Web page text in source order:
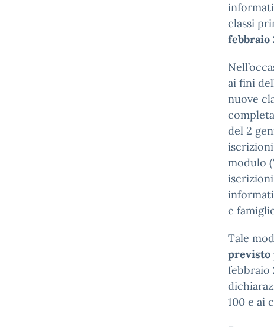
classi
febbraio
ai fini
nuove
del 2
modulo
iscrizioni
e
Tale
previsto
febbraio
100 e ai